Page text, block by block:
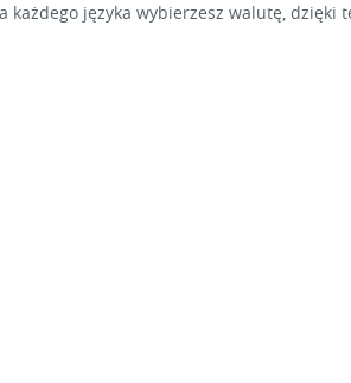
języka wybierzesz walutę,